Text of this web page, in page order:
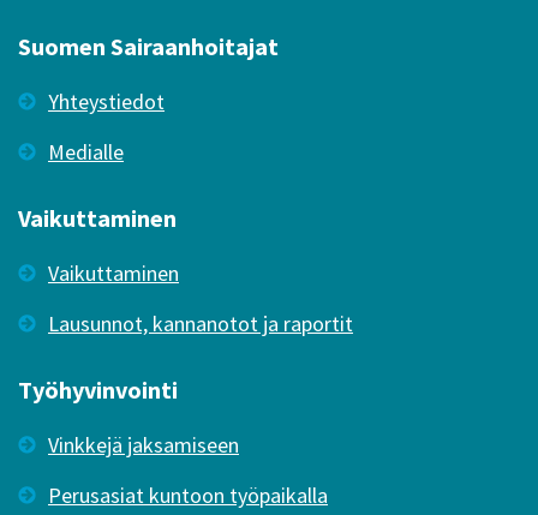
Suomen Sairaanhoitajat
Yhteystiedot
Medialle
Vaikuttaminen
Vaikuttaminen
Lausunnot, kannanotot ja raportit
Työhyvinvointi
Vinkkejä jaksamiseen
Perusasiat kuntoon työpaikalla